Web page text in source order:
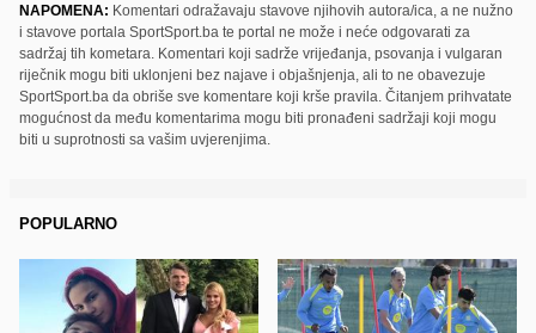
NAPOMENA: Komentari odražavaju stavove njihovih autora/ica, a ne nužno
i stavove portala SportSport.ba te portal ne može i neće odgovarati za
sadržaj tih kometara. Komentari koji sadrže vrijeđanja, psovanja i vulgaran
riječnik mogu biti uklonjeni bez najave i objašnjenja, ali to ne obavezuje
SportSport.ba da obriše sve komentare koji krše pravila. Čitanjem prihvatate
mogućnost da među komentarima mogu biti pronađeni sadržaji koji mogu
biti u suprotnosti sa vašim uvjerenjima.
POPULARNO